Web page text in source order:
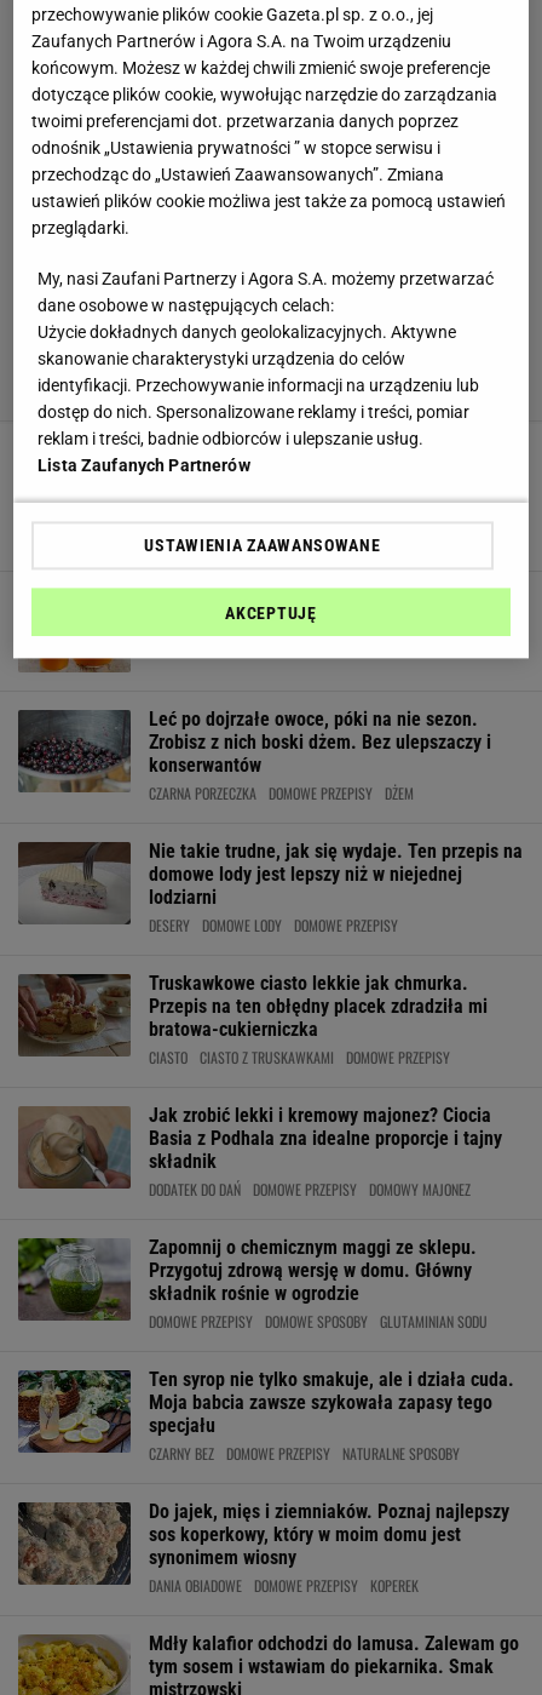
Cukinię w tej odsłonie zje cała rodzina.
CHLEB CUKINIA DOMOWE PRZEPISY
sok Kubuś zrobisz z zaledwie 5 składników
Leć po dojrzałe owoce, póki na nie sezon.
Zrobisz z nich boski dżem. Bez ulepszaczy i
konserwantów
CZARNA PORZECZKA DOMOWE PRZEPISY DŻEM
Nie takie trudne, jak się wydaje. Ten przepis na
domowe lody jest lepszy niż w niejednej
lodziarni
DESERY DOMOWE LODY DOMOWE PRZEPISY
Truskawkowe ciasto lekkie jak chmurka.
Przepis na ten obłędny placek zdradziła mi
bratowa-cukierniczka
CIASTO CIASTO Z TRUSKAWKAMI DOMOWE PRZEPISY
Jak zrobić lekki i kremowy majonez? Ciocia
Basia z Podhala zna idealne proporcje i tajny
składnik
DODATEK DO DAŃ DOMOWE PRZEPISY DOMOWY MAJONEZ
Zapomnij o chemicznym maggi ze sklepu.
Przygotuj zdrową wersję w domu. Główny
składnik rośnie w ogrodzie
DOMOWE PRZEPISY DOMOWE SPOSOBY GLUTAMINIAN SODU
Ten syrop nie tylko smakuje, ale i działa cuda.
Moja babcia zawsze szykowała zapasy tego
specjału
CZARNY BEZ DOMOWE PRZEPISY NATURALNE SPOSOBY
Do jajek, mięs i ziemniaków. Poznaj najlepszy
sos koperkowy, który w moim domu jest
synonimem wiosny
DANIA OBIADOWE DOMOWE PRZEPISY KOPEREK
Mdły kalafior odchodzi do lamusa. Zalewam go
tym sosem i wstawiam do piekarnika. Smak
mistrzowski
przechowywanie plików cookie Gazeta.pl sp. z o.o., jej
Zaufanych Partnerów i Agora S.A. na Twoim urządzeniu
końcowym. Możesz w każdej chwili zmienić swoje preferencje
dotyczące plików cookie, wywołując narzędzie do zarządzania
twoimi preferencjami dot. przetwarzania danych poprzez
odnośnik „Ustawienia prywatności ” w stopce serwisu i
przechodząc do „Ustawień Zaawansowanych”. Zmiana
ustawień plików cookie możliwa jest także za pomocą ustawień
przeglądarki.
My, nasi Zaufani Partnerzy i Agora S.A. możemy przetwarzać
dane osobowe w następujących celach:
Użycie dokładnych danych geolokalizacyjnych. Aktywne
skanowanie charakterystyki urządzenia do celów
identyfikacji. Przechowywanie informacji na urządzeniu lub
dostęp do nich. Spersonalizowane reklamy i treści, pomiar
reklam i treści, badnie odbiorców i ulepszanie usług.
Lista Zaufanych Partnerów
USTAWIENIA ZAAWANSOWANE
AKCEPTUJĘ